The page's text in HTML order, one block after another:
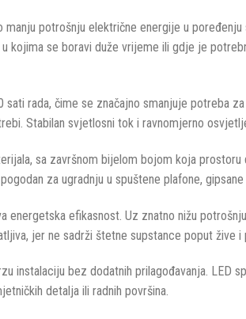
potrošnju električne energije u
se boravi duže vrijeme ili gdje je
rada, čime se značajno smanjuje
Stabilan svjetlosni tok i ravnomjerno
sa završnom bijelom bojom koja
za ugradnju u spuštene plafone,
efikasnost. Uz znatno nižu
jer ne sadrži štetne supstance poput žive i
instalaciju bez dodatnih prilagođavanja.
detalja ili radnih površina.